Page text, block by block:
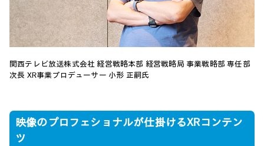
関西テレビ放送株式会社 経営戦略本部 経営戦略局 事業戦略部 専任部
次長 XR事業プロデューサー 小形 正嗣氏
映像のプロフェショナルが仕掛けるXRコンテン
ツ